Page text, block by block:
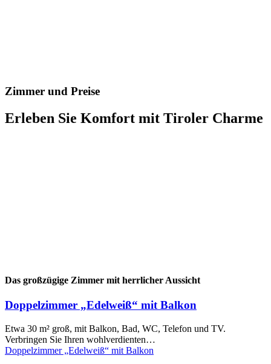
Zimmer und Preise
Erleben Sie Komfort mit Tiroler Charme
Das großzügige Zimmer mit herrlicher Aussicht
Doppelzimmer „Edelweiß“ mit Balkon
Etwa 30 m² groß, mit Balkon, Bad, WC, Telefon und TV.
Verbringen Sie Ihren wohlverdienten…
Doppelzimmer „Edelweiß“ mit Balkon